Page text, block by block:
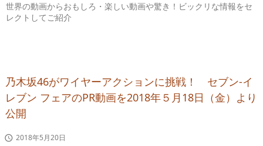
世界の動画からおもしろ・楽しい動画や驚き！ビックリな情報をセ
レクトしてご紹介
乃木坂46がワイヤーアクションに挑戦！ セブン‐イ
レブン フェアのPR動画を2018年５月18日（金）より
公開
 2018年5月20日